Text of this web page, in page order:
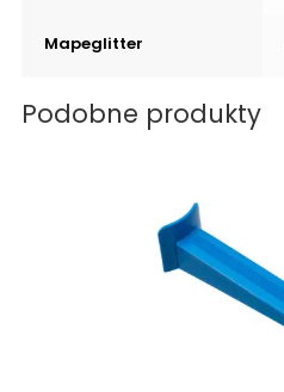
Mapeglitter
Podobne produkty